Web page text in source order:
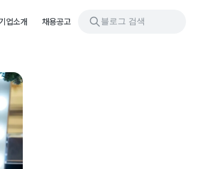
업소개 채용공고 블로그 검색